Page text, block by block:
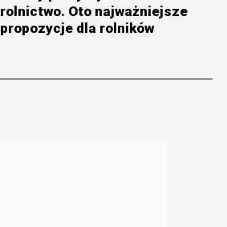
rolnictwo. Oto najważniejsze
propozycje dla rolników